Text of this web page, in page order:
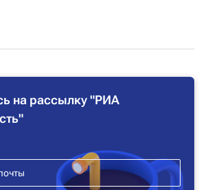
на рассылку "РИА